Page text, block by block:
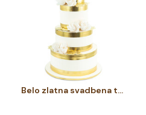
Belo zlatna svadbena torta